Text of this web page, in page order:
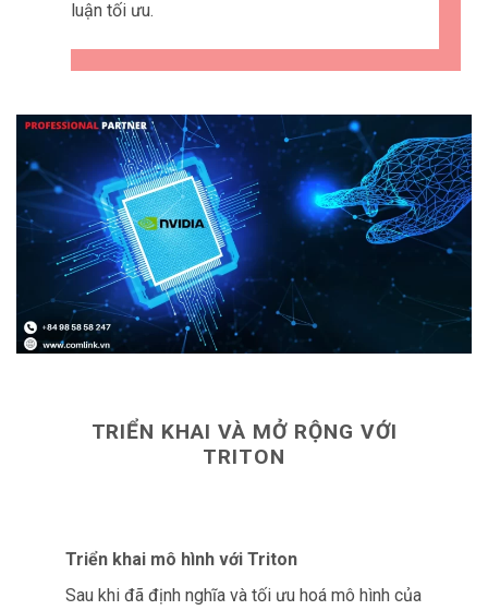
luận tối ưu.
TRIỂN KHAI VÀ MỞ RỘNG VỚI
TRITON
Triển khai mô hình với Triton
Sau khi đã định nghĩa và tối ưu hoá mô hình của